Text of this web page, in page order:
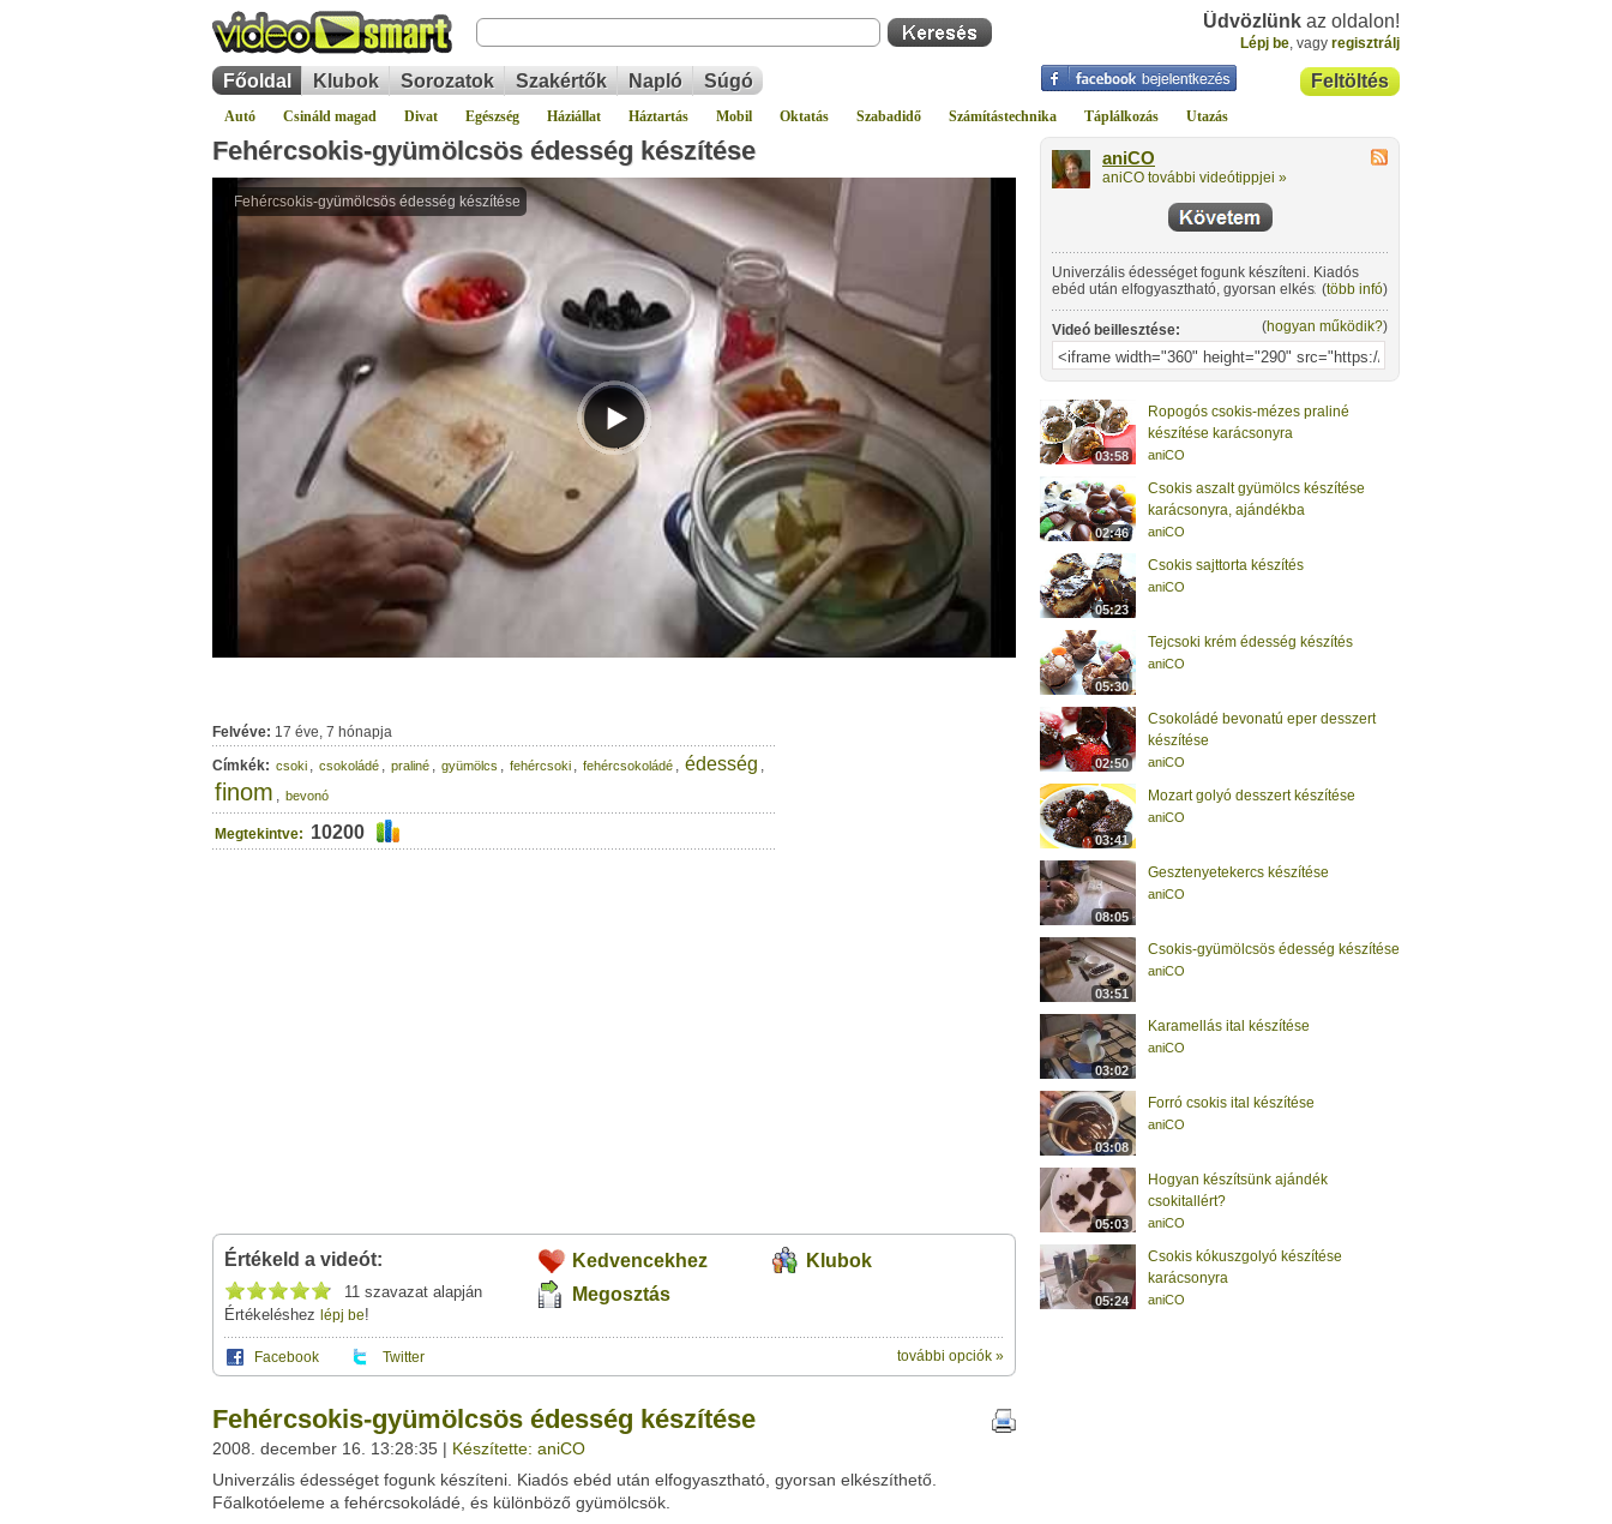
Üdvözlünk az oldalon!
Lépj be, vagy regisztrálj
Feltöltés
Főoldal Klubok Sorozatok Szakértők Napló Súgó
Autó Csináld magad Divat Egészség Háziállat Háztartás Mobil Oktatás Szabadidő Számítástechnika Táplálkozás Utazás
Fehércsokis-gyümölcsös édesség készítése
Felvéve: 17 éve, 7 hónapja
Címkék: csoki , csokoládé , praliné , gyümölcs , fehércsoki , fehércsokoládé , édesség ,
finom , bevonó
Megtekintve: 10200
Értékeld a videót:
11 szavazat alapján
Értékeléshez lépj be!
Kedvencekhez
Klubok
Megosztás
Facebook Twitter további opciók »
leveleződet,vagyezt a felületet:
Neved:
E-mail címed:
Üzenet (opcionális):
Ez a videó nem még nem tartozik egy klubhoz sem.
Ha van egy kis időd,nézz szét meglévő klubjaink között!
Fehércsokis-gyümölcsös édesség készítése
2008. december 16. 13:28:35 | Készítette: aniCO
Univerzális édességet fogunk készíteni. Kiadós ebéd után elfogyasztható, gyorsan elkészíthető.
Főalkotóeleme a fehércsokoládé, és különböző gyümölcsök.
aniCO
aniCO további videótippjei »
Univerzális édességet fogunk készíteni. Kiadós
ebéd után elfogyasztható, gyorsan elkészíthető.
Főalkotóeleme a fehércsokoládé, és különböző
gyümölcsök.
(több infó)
Videó beillesztése: (hogyan működik?)
03:58
Ropogós csokis-mézes praliné
készítése karácsonyra
aniCO
02:46
Csokis aszalt gyümölcs készítése
karácsonyra, ajándékba
aniCO
05:23
Csokis sajttorta készítés
aniCO
05:30
Tejcsoki krém édesség készítés
aniCO
02:50
Csokoládé bevonatú eper desszert
készítése
aniCO
03:41
Mozart golyó desszert készítése
aniCO
08:05
Gesztenyetekercs készítése
aniCO
03:51
Csokis-gyümölcsös édesség készítése
aniCO
03:02
Karamellás ital készítése
aniCO
03:08
Forró csokis ital készítése
aniCO
05:03
Hogyan készítsünk ajándék
csokitallért?
aniCO
05:24
Csokis kókuszgolyó készítése
karácsonyra
aniCO